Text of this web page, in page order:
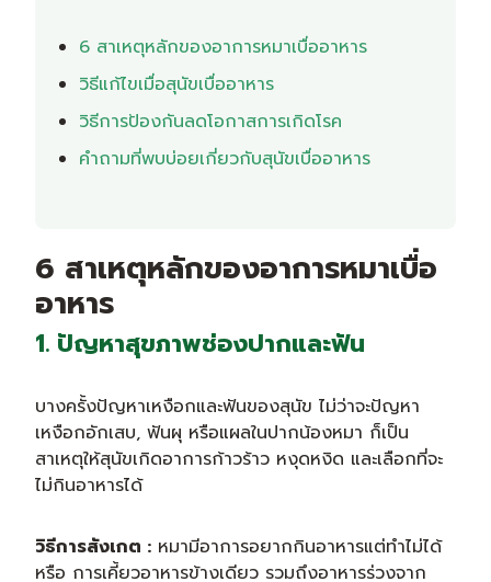
6 สาเหตุหลักของอาการหมาเบื่ออาหาร
วิธีแก้ไขเมื่อสุนัขเบื่ออาหาร
วิธีการป้องกันลดโอกาสการเกิดโรค
คำถามที่พบบ่อยเกี่ยวกับสุนัขเบื่ออาหาร
6 สาเหตุหลักของอาการหมาเบื่อ
อาหาร
1. ปัญหาสุขภาพช่องปากและฟัน
บางครั้งปัญหาเหงือกและฟันของสุนัข ไม่ว่าจะปัญหา
เหงือกอักเสบ, ฟันผุ หรือแผลในปากน้องหมา ก็เป็น
สาเหตุให้สุนัขเกิดอาการก้าวร้าว หงุดหงิด และเลือกที่จะ
ไม่กินอาหารได้
วิธีการสังเกต : หมามีอาการอยากกินอาหารแต่ทำไม่ได้
หรือ การเคี้ยวอาหารข้างเดียว รวมถึงอาหารร่วงจาก